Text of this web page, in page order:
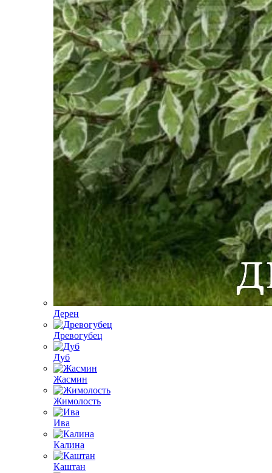
Дерен
Древогубец
Дуб
Жасмин
Жимолость
Ива
Калина
Каштан